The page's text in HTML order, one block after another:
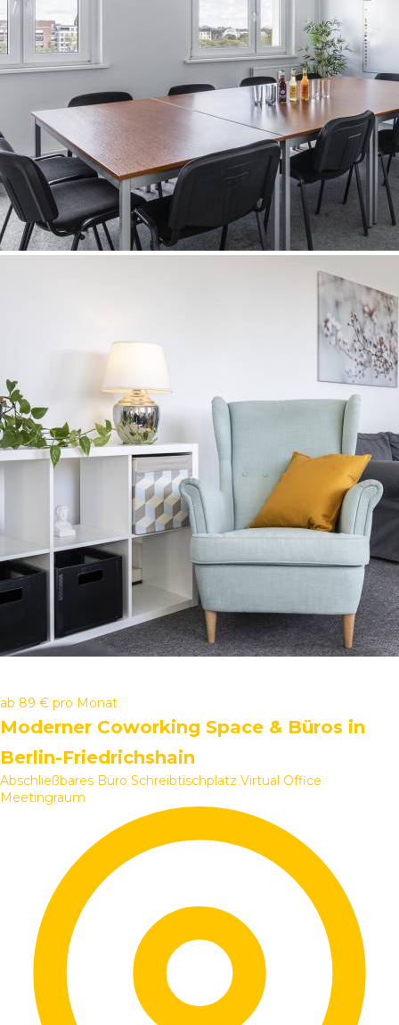
ab 89 € pro Monat
Moderner Coworking Space & Büros in
Berlin-Friedrichshain
Abschließbares Büro Schreibtischplatz Virtual Office
Meetingraum